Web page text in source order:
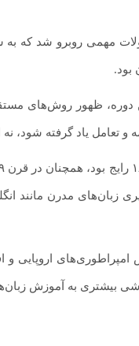
با تحولات مهمی روبرو
بود.
دوره، ظهور روش‌های
تعامل یاد گرفته شود،
زبان‌های مدرن مانند
۱۹، با گسترش
به آموزش